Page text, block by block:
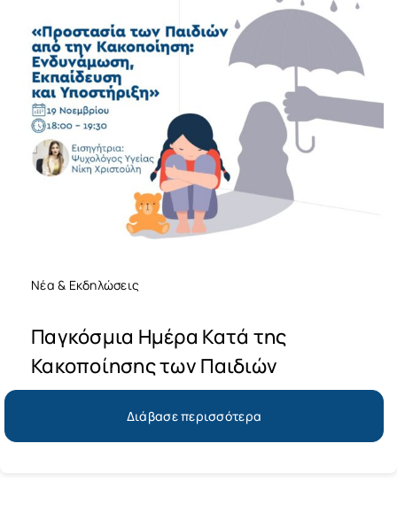
Νέα & Εκδηλώσεις
Παγκόσμια Ημέρα Κατά της
Κακοποίησης των Παιδιών
Διάβασε περισσότερα